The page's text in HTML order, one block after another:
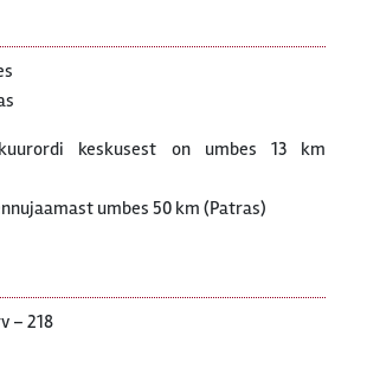
keskusest on umbes 13 km
umbes 50 km (Patras)
– 218